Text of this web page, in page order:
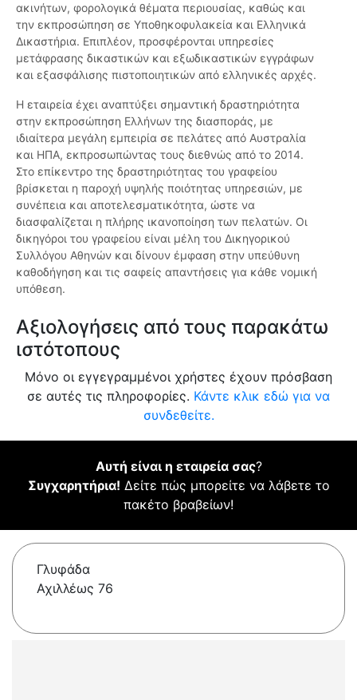
ακινήτων, φορολογικά θέματα περιουσίας, καθώς και
την εκπροσώπηση σε Υποθηκοφυλακεία και Ελληνικά
Δικαστήρια. Επιπλέον, προσφέρονται υπηρεσίες
μετάφρασης δικαστικών και εξωδικαστικών εγγράφων
και εξασφάλισης πιστοποιητικών από ελληνικές αρχές.
Η εταιρεία έχει αναπτύξει σημαντική δραστηριότητα
στην εκπροσώπηση Ελλήνων της διασποράς, με
ιδιαίτερα μεγάλη εμπειρία σε πελάτες από Αυστραλία
και ΗΠΑ, εκπροσωπώντας τους διεθνώς από το 2014.
Στο επίκεντρο της δραστηριότητας του γραφείου
βρίσκεται η παροχή υψηλής ποιότητας υπηρεσιών, με
συνέπεια και αποτελεσματικότητα, ώστε να
διασφαλίζεται η πλήρης ικανοποίηση των πελατών. Οι
δικηγόροι του γραφείου είναι μέλη του Δικηγορικού
Συλλόγου Αθηνών και δίνουν έμφαση στην υπεύθυνη
καθοδήγηση και τις σαφείς απαντήσεις για κάθε νομική
υπόθεση.
Αξιολογήσεις από τους παρακάτω
ιστότοπους
Μόνο οι εγγεγραμμένοι χρήστες έχουν πρόσβαση
σε αυτές τις πληροφορίες. Κάντε κλικ εδώ για να
συνδεθείτε.
Αυτή είναι η εταιρεία σας?
Συγχαρητήρια! Δείτε πώς μπορείτε να λάβετε το
πακέτο βραβείων!
Γλυφάδα
Αχιλλέως 76